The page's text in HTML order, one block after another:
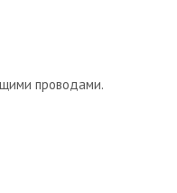
проводами.